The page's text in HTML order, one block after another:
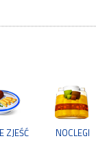
ZJEŚĆ NOCLEGI